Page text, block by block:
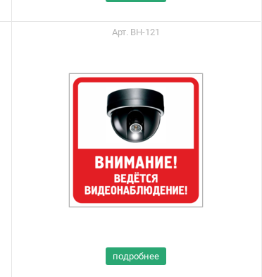
Арт. ВН-121
подробнее